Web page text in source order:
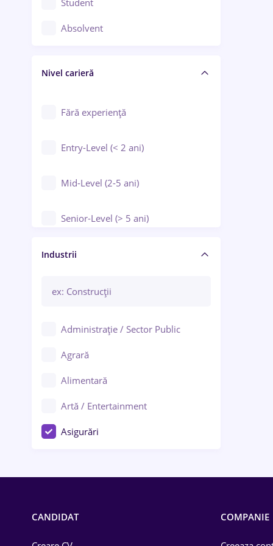
Controlul calității
Educație / Training / Arte
Student
Absolvent
Nivel carieră
Fără experiență
Entry-Level (< 2 ani)
Mid-Level (2-5 ani)
Senior-Level (> 5 ani)
Manager / Executiv
Industrii
Administrație / Sector Public
Agrară
Alimentară
Artă / Entertainment
Asigurări
CANDIDAT COMPANIE